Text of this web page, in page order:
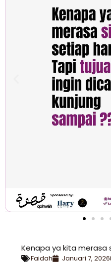
Kenapa ya kita merasa
Faidah Januari 7, 2026